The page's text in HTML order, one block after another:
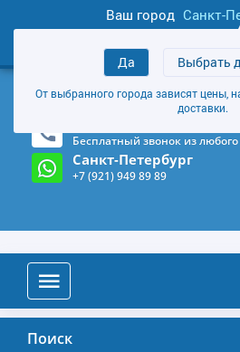
Ваш город Санкт-
Да Выбрать
От выбранного города зависят цены,
доставки.
товаров
+7 (921) 949 89 89
Магазин и склад в Санкт-
Бесплатный звонок из
Санкт-Петербург
+7 (921) 949 89 89
Поиск